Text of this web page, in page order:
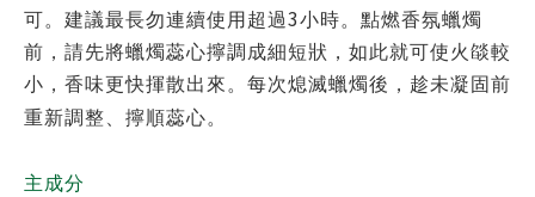
可。建議最長勿連續使用超過3小時。點燃香氛蠟燭
前，請先將蠟燭蕊心擰調成細短狀，如此就可使火燄較
小，香味更快揮散出來。每次熄滅蠟燭後，趁未凝固前
重新調整、擰順蕊心。
主成分